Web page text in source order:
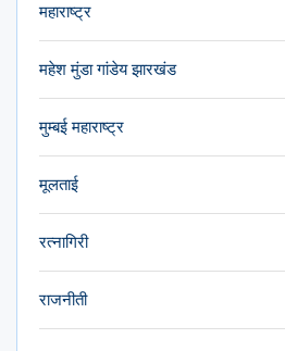
महाराष्ट्र
महेश मुंडा गांडेय झारखंड
मुम्बई महाराष्ट्र
मूलताई
रत्नागिरी
राजनीती